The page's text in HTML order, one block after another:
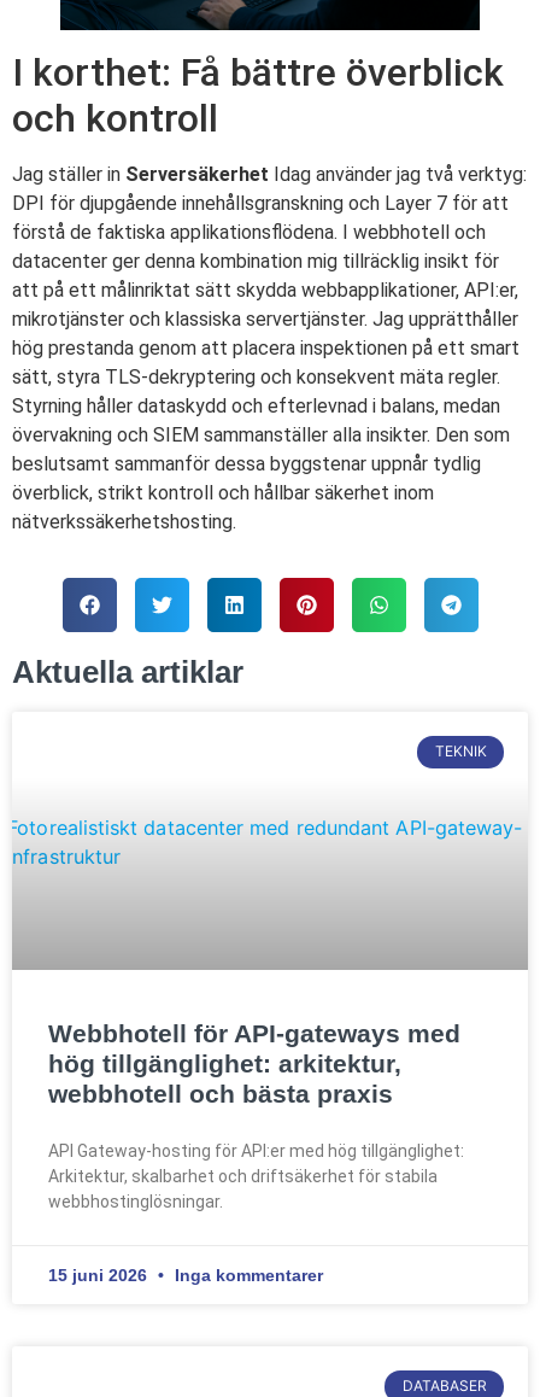
I korthet: Få bättre överblick
och kontroll
Jag ställer in Serversäkerhet Idag använder jag två verktyg:
DPI för djupgående innehållsgranskning och Layer 7 för att
förstå de faktiska applikationsflödena. I webbhotell och
datacenter ger denna kombination mig tillräcklig insikt för
att på ett målinriktat sätt skydda webbapplikationer, API:er,
mikrotjänster och klassiska servertjänster. Jag upprätthåller
hög prestanda genom att placera inspektionen på ett smart
sätt, styra TLS-dekryptering och konsekvent mäta regler.
Styrning håller dataskydd och efterlevnad i balans, medan
övervakning och SIEM sammanställer alla insikter. Den som
beslutsamt sammanför dessa byggstenar uppnår tydlig
överblick, strikt kontroll och hållbar säkerhet inom
nätverkssäkerhetshosting.
Aktuella artiklar
TEKNIK
Webbhotell för API-gateways med
hög tillgänglighet: arkitektur,
webbhotell och bästa praxis
API Gateway-hosting för API:er med hög tillgänglighet:
Arkitektur, skalbarhet och driftsäkerhet för stabila
webbhostinglösningar.
15 juni 2026 Inga kommentarer
DATABASER